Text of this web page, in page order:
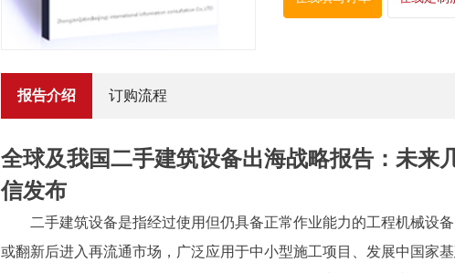
报告介绍 订购流程
全球及我国二手建筑设备出海战略报告：未来
信发布
二手建筑设备是指经过使用但仍具备正常作业能力的工程机械设
或翻新后进入再流通市场，广泛应用于中小型施工项目、发展中国家